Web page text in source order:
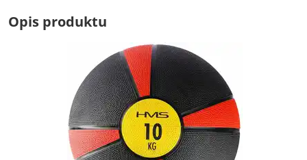
Opis produktu